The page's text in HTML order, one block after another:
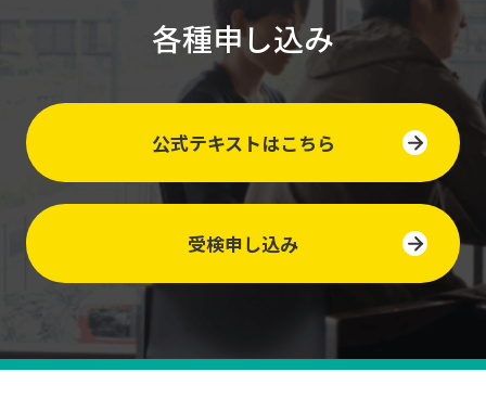
各種申し込み
公式テキストはこちら
受検申し込み